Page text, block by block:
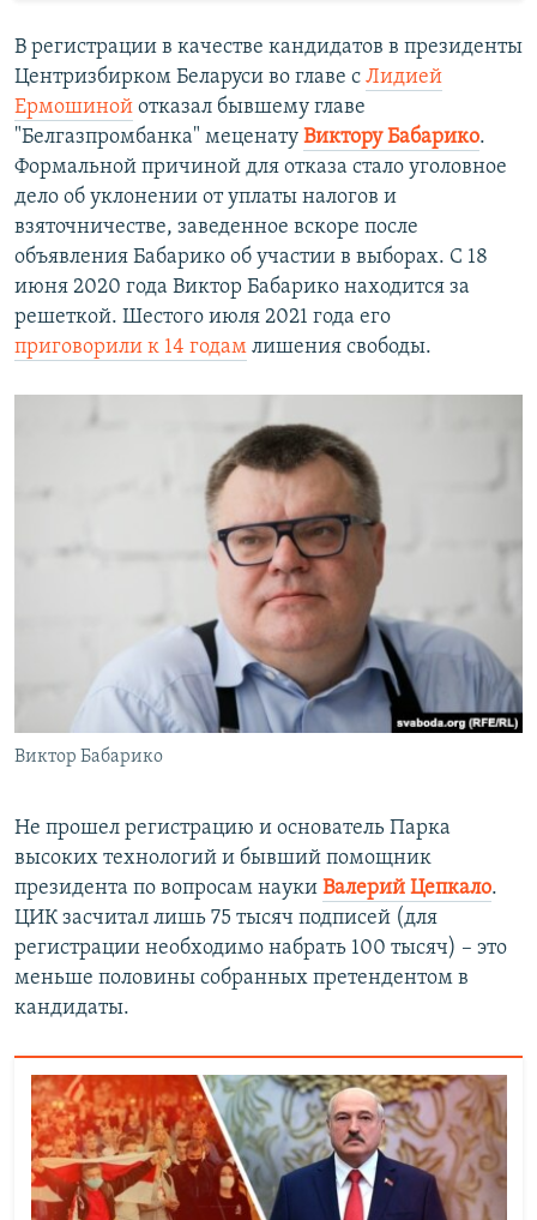
В регистрации в качестве кандидатов в президенты
Центризбирком Беларуси во главе с Лидией
Ермошиной отказал бывшему главе
"Белгазпромбанка" меценату Виктору Бабарико.
Формальной причиной для отказа стало уголовное
дело об уклонении от уплаты налогов и
взяточничестве, заведенное вскоре после
объявления Бабарико об участии в выборах. С 18
июня 2020 года Виктор Бабарико находится за
решеткой. Шестого июля 2021 года его
приговорили к 14 годам лишения свободы.
Виктор Бабарико
Не прошел регистрацию и основатель Парка
высоких технологий и бывший помощник
президента по вопросам науки Валерий Цепкало.
ЦИК засчитал лишь 75 тысяч подписей (для
регистрации необходимо набрать 100 тысяч) – это
меньше половины собранных претендентом в
кандидаты.